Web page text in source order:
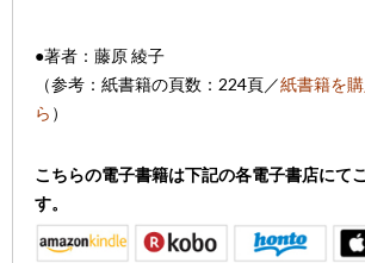
●著者：藤原 綾子
（参考：紙書籍の頁数：224頁／紙書籍を
ら ）
こちらの電子書籍は下記の各電子書店にて
す。